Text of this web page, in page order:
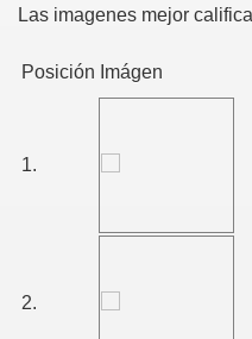
Las imagenes mejor
Posición Imágen
1.
2.